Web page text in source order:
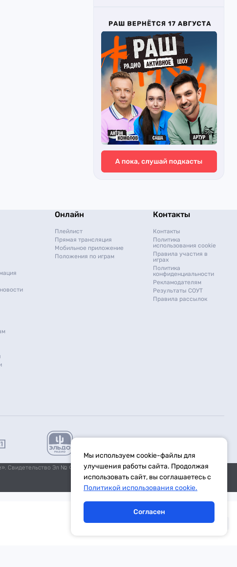
Онлайн
Плейлист
Прямая трансляция
Мобильное приложение
Положения по играм
Контакты
Контакты
Политика
использования cookie
Правила участия в
играх
Политика
конфиденциальности
Рекламодателям
Результаты СОУТ
Правила рассылок
Свидетельство Эл № ФС77-59972 от 21.11.2014 выдано Федеральной
Мы используем cookie-файлы для
улучшения работы сайта. Продолжая
использовать сайт, вы соглашаетесь с
Политикой использования cookie.
Согласен